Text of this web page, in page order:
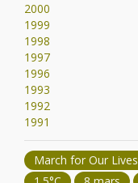
2000
1999
1998
1997
1996
1993
1992
1991
March for Our Lives